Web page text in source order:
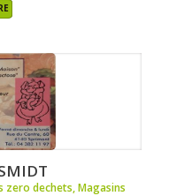
zero dechets,Magasins